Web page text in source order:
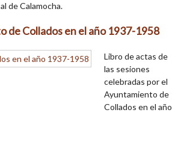
de Calamocha.
de Collados en el año 1937-1958
Libro de actas de
las sesiones
celebradas por el
Ayuntamiento de
Collados en el año